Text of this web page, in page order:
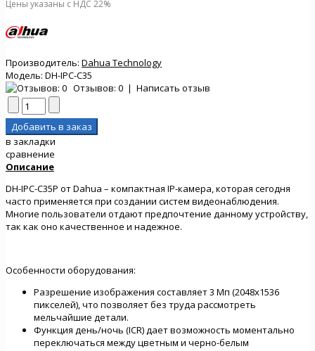
Цены указаны с НДС 22%
Производитель: Dahua Technology
Модель: DH-IPC-C35
Отзывов: 0 | Написать отзыв
в закладки
сравнение
Описание
DH-IPC-C35P от Dahua – компактная IP-камера, которая сегодня
часто применяется при создании систем видеонаблюдения.
Многие пользователи отдают предпочтение данному устройству,
так как оно качественное и надежное.
Особенности оборудования:
Разрешение изображения составляет 3 Мп (2048х1536
пикселей), что позволяет без труда рассмотреть
мельчайшие детали.
Функция день/ночь (ICR) дает возможность моментально
переключаться между цветным и черно-белым